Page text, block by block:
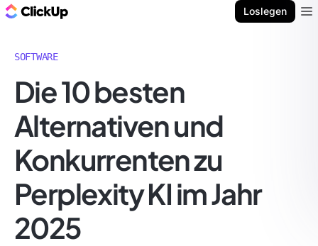
Loslegen
SOFTWARE
Die 10 besten
Alternativen und
Konkurrenten zu
Perplexity KI im Jahr
2025